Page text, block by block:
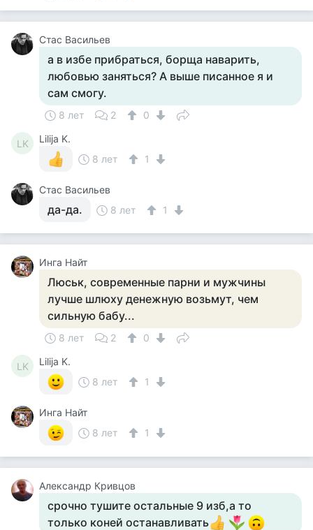
Стас Васильев
а в избе прибраться, борща наварить,
любовью заняться? А выше писанное я и
сам смогу.
8 лет 2 0
LK
Lilija K.
8 лет
1
Стас Васильев
да-да. 8 лет 1
Инга Найт
Люськ, современные парни и мужчины
лучше шлюху денежную возьмут, чем
сильную бабу...
8 лет 2 0
LK
Lilija K.
8 лет
1
Инга Найт
8 лет
1
Александр Кривцов
срочно тушите остальные 9 изб,а то
только коней останавливать